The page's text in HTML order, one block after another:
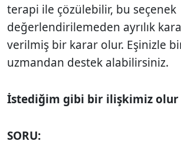
terapi ile çözülebilir, bu seçenek
değerlendirilemeden ayrılık
verilmiş bir karar olur. Eşinizle
uzmandan destek alabilirsiniz.
İstediğim gibi bir ilişkimiz olur
SORU: